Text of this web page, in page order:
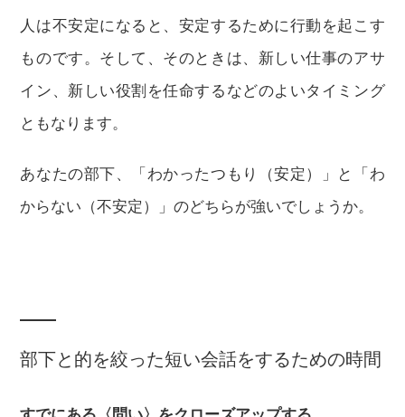
人は不安定になると、安定するために行動を起こす
ものです。そして、そのときは、新しい仕事のアサ
イン、新しい役割を任命するなどのよいタイミング
ともなります。
あなたの部下、「わかったつもり（安定）」と「わ
からない（不安定）」のどちらが強いでしょうか。
部下と的を絞った短い会話をするための時間